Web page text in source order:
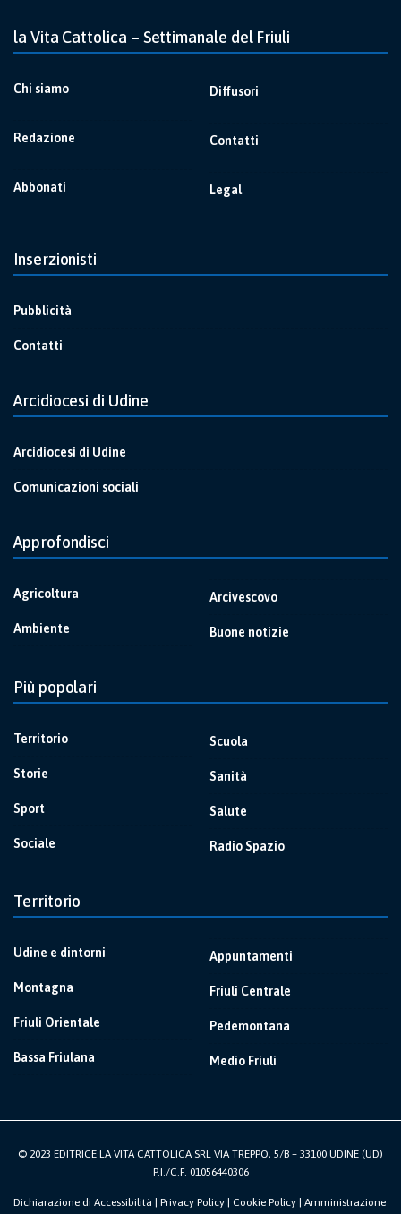
la Vita Cattolica – Settimanale del Friuli
Chi siamo
Redazione
Abbonati
Diffusori
Contatti
Legal
Inserzionisti
Pubblicità
Contatti
Arcidiocesi di Udine
Arcidiocesi di Udine
Comunicazioni sociali
Approfondisci
Agricoltura
Ambiente
Arcivescovo
Buone notizie
Più popolari
Territorio
Storie
Sport
Sociale
Scuola
Sanità
Salute
Radio Spazio
Territorio
Udine e dintorni
Montagna
Friuli Orientale
Bassa Friulana
Appuntamenti
Friuli Centrale
Pedemontana
Medio Friuli
© 2023 EDITRICE LA VITA CATTOLICA SRL VIA TREPPO, 5/B – 33100 UDINE (UD)
P.I./C.F. 01056440306
Dichiarazione di Accessibilità | Privacy Policy | Cookie Policy | Amministrazione